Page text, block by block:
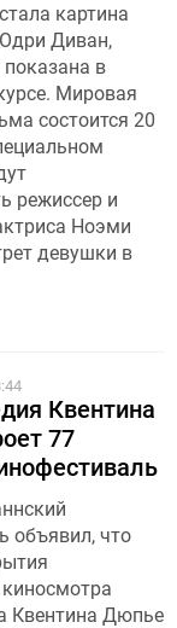
картина
Диван,
показана в
Мировая
состоится 20
режиссер и
Ноэми
девушки в
Квентина
77
объявил, что
Квентина Дюпье